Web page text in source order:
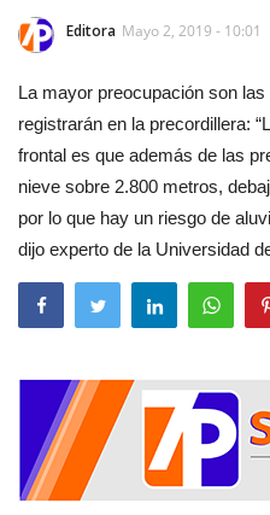
Editora Mayo 2, 2019 - 10:01
La mayor preocupación son
registrarán en la precordillera:
frontal es que además de las
nieve sobre 2.800 metros,
por lo que hay un riesgo de
dijo experto de la Universidad